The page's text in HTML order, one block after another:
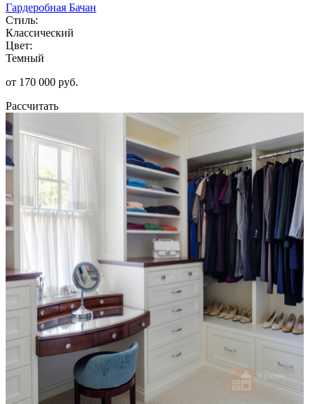
Гардеробная Бачан
Стиль:
Классический
Цвет:
Темный
от 170 000 руб.
Рассчитать